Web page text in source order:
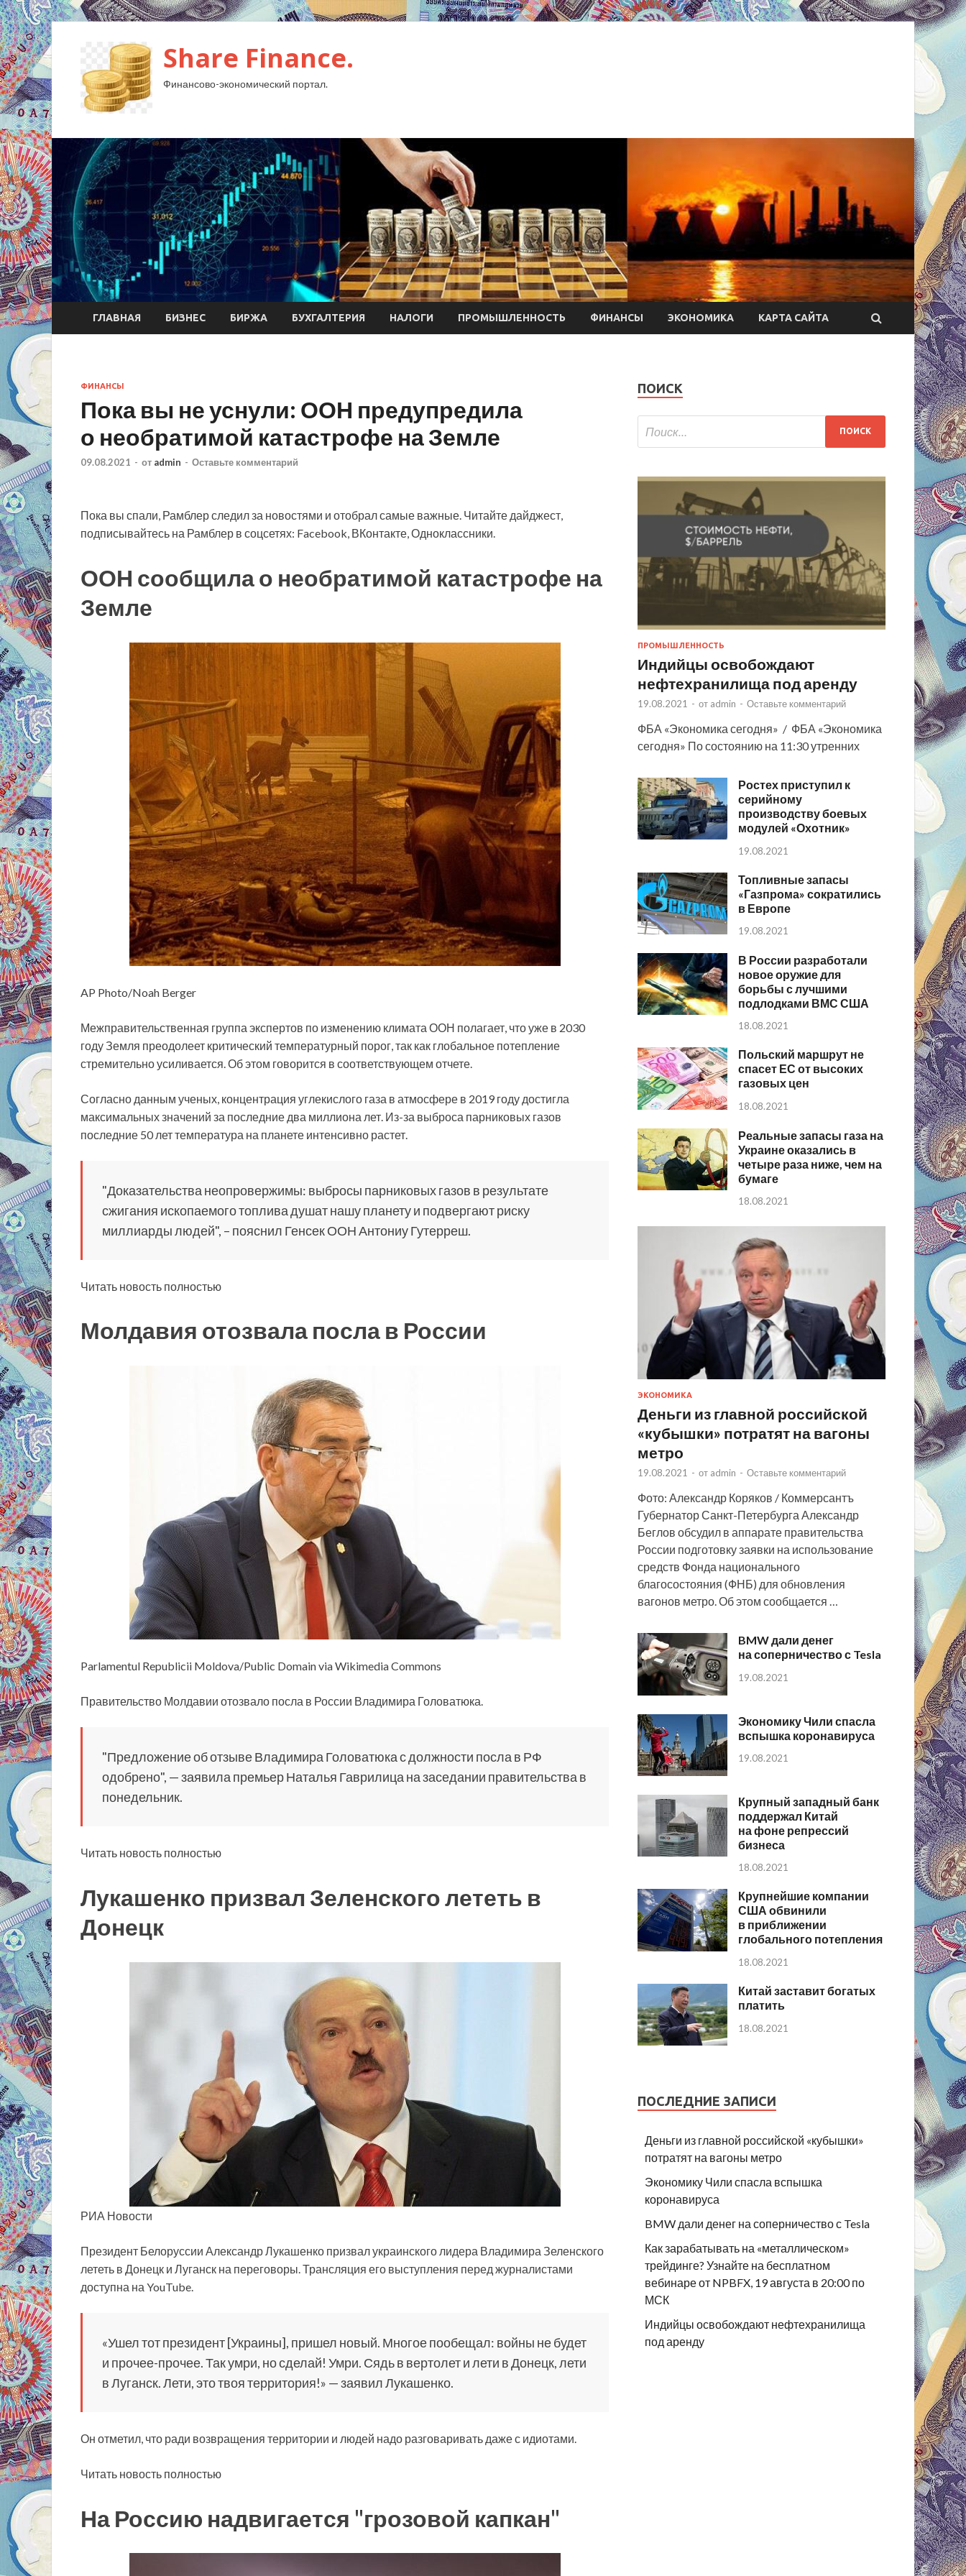
Share Finance.
Финансово-экономический портал.
ГЛАВНАЯ БИЗНЕС БИРЖА БУХГАЛТЕРИЯ НАЛОГИ ПРОМЫШЛЕННОСТЬ ФИНАНСЫ ЭКОНОМИКА КАРТА САЙТА
ФИНАНСЫ
Пока вы не уснули: ООН предупредила
о необратимой катастрофе на Земле
09.08.2021 - от admin - Оставьте комментарий
Пока вы спали, Рамблер следил за новостями и отобрал самые важные. Читайте дайджест,
подписывайтесь на Рамблер в соцсетях: Facebook, ВКонтакте, Одноклассники.
ООН сообщила о необратимой катастрофе на
Земле
AP Photo/Noah Berger
Межправительственная группа экспертов по изменению климата ООН полагает, что уже в 2030
году Земля преодолеет критический температурный порог, так как глобальное потепление
стремительно усиливается. Об этом говорится в соответствующем отчете.
Согласно данным ученых, концентрация углекислого газа в атмосфере в 2019 году достигла
максимальных значений за последние два миллиона лет. Из-за выброса парниковых газов
последние 50 лет температура на планете интенсивно растет.
"Доказательства неопровержимы: выбросы парниковых газов в результате
сжигания ископаемого топлива душат нашу планету и подвергают риску
миллиарды людей", – пояснил Генсек ООН Антониу Гутерреш.
Читать новость полностью
Молдавия отозвала посла в России
Parlamentul Republicii Moldova/Public Domain via Wikimedia Commons
Правительство Молдавии отозвало посла в России Владимира Головатюка.
"Предложение об отзыве Владимира Головатюка с должности посла в РФ
одобрено", — заявила премьер Наталья Гаврилица на заседании правительства в
понедельник.
Читать новость полностью
Лукашенко призвал Зеленского лететь в
Донецк
РИА Новости
Президент Белоруссии Александр Лукашенко призвал украинского лидера Владимира Зеленского
лететь в Донецк и Луганск на переговоры. Трансляция его выступления перед журналистами
доступна на YouTube.
«Ушел тот президент [Украины], пришел новый. Многое пообещал: войны не будет
и прочее-прочее. Так умри, но сделай! Умри. Сядь в вертолет и лети в Донецк, лети
в Луганск. Лети, это твоя территория!» — заявил Лукашенко.
Он отметил, что ради возвращения территории и людей надо разговаривать даже с идиотами.
Читать новость полностью
На Россию надвигается "грозовой капкан"
ПОИСК
ПРОМЫШЛЕННОСТЬ
Индийцы освобождают
нефтехранилища под аренду
19.08.2021 - от admin - Оставьте комментарий
ФБА «Экономика сегодня» / ФБА «Экономика
сегодня» По состоянию на 11:30 утренних
Ростех приступил к
серийному
производству боевых
модулей «Охотник»
19.08.2021
Топливные запасы
«Газпрома» сократились
в Европе
19.08.2021
В России разработали
новое оружие для
борьбы с лучшими
подлодками ВМС США
18.08.2021
Польский маршрут не
спасет ЕС от высоких
газовых цен
18.08.2021
Реальные запасы газа на
Украине оказались в
четыре раза ниже, чем на
бумаге
18.08.2021
ЭКОНОМИКА
Деньги из главной российской
«кубышки» потратят на вагоны
метро
19.08.2021 - от admin - Оставьте комментарий
Фото: Александр Коряков / Коммерсантъ
Губернатор Санкт-Петербурга Александр
Беглов обсудил в аппарате правительства
России подготовку заявки на использование
средств Фонда национального
благосостояния (ФНБ) для обновления
вагонов метро. Об этом сообщается …
BMW дали денег
на соперничество с Tesla
19.08.2021
Экономику Чили спасла
вспышка коронавируса
19.08.2021
Крупный западный банк
поддержал Китай
на фоне репрессий
бизнеса
18.08.2021
Крупнейшие компании
США обвинили
в приближении
глобального потепления
18.08.2021
Китай заставит богатых
платить
18.08.2021
ПОСЛЕДНИЕ ЗАПИСИ
Деньги из главной российской «кубышки»
потратят на вагоны метро
Экономику Чили спасла вспышка
коронавируса
BMW дали денег на соперничество с Tesla
Как зарабатывать на «металлическом»
трейдинге? Узнайте на бесплатном
вебинаре от NPBFX, 19 августа в 20:00 по
МСК
Индийцы освобождают нефтехранилища
под аренду